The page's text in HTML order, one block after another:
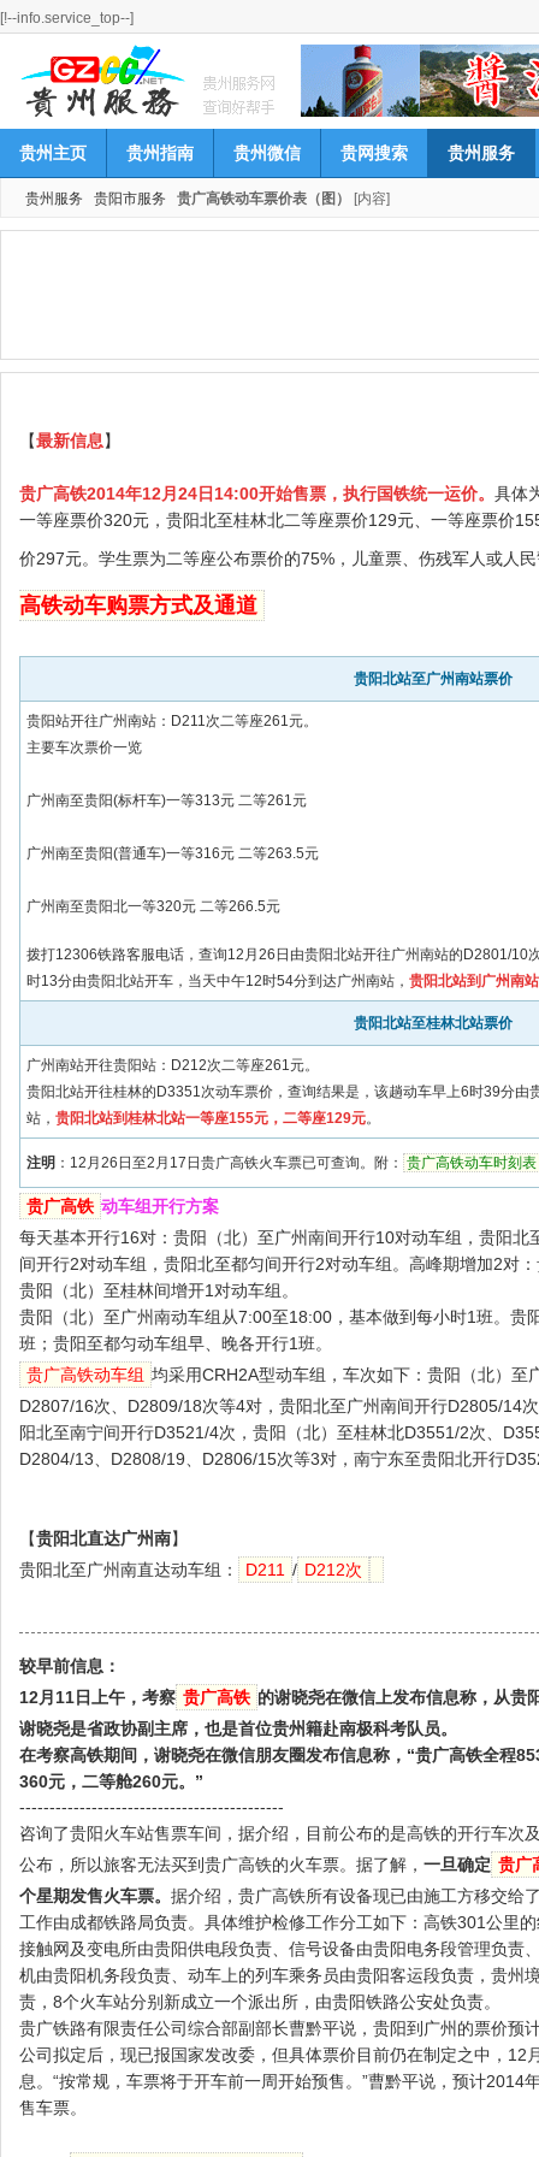
[!--info.service_top--]
贵州主页 贵州指南 贵州微信 贵网搜索 贵州服务
贵州服务 贵阳市服务 贵广高铁动车票价表（图） [内容]
【最新信息】
贵广高铁2014年12月24日14:00开始售票，执行国铁统一运价。 具体
一等座票价320元，贵阳北至桂林北二等座票价129元、一等座票价
价297元。学生票为二等座公布票价的75%，儿童票、伤残军人或人
高铁动车购票方式及通道
贵阳北站至广州南站票价
贵阳站开往广州南站： D211次二等座261元。
主要车次票价一览
广州南至贵阳(标杆车)一等313元 二等261元
广州南至贵阳(普通车)一等316元 二等263.5元
广州南至贵阳北一等320元 二等266.5元
拨打12306铁路客服电话，查询12月26日由贵阳北站开往广州南站的D2801/10
时13分由贵阳北站开车，当天中午12时54分到达广州南站， 贵阳北站到广州南
贵阳北站至桂林北站票价
广州南站开往贵阳站： D212次二等座261元。
贵阳北站开往桂林的D3351次动车票价，查询结果是，该趟动车早上6时39分由
站， 贵阳北站到桂林北站一等座155元，二等座129元。
注明 ： 12月26日至2月17日贵广高铁火车票已可查询。附： 贵广高铁动车时刻表
贵广高铁 动车组开行方案
每天基本开行16对：贵阳（北）至广州南间开行10对动车组，贵阳
间开行2对动车组，贵阳北至都匀间开行2对动车组。高峰期增加2对
贵阳（北）至桂林间增开1对动车组。
贵阳（北）至广州南动车组从7:00至18:00，基本做到每小时1班。贵
班；贵阳至都匀动车组早、晚各开行1班。
贵广高铁动车组 均采用CRH2A型动车组，车次如下：贵阳（北）
D2807/16次、D2809/18次等4对，贵阳北至广州南间开行D2805/14
阳北至南宁间开行D3521/4次，贵阳（北）至桂林北D3551/2次、
D2804/13、D2808/19、D2806/15次等3对，南宁东至贵阳北开行
【贵阳北直达广州南】
贵阳北至广州南直达动车组：
D211 / D212次
较早前信息：
12月11日上午，考察 贵广高铁 的谢晓尧在微信上发布信息称，从贵
谢晓尧是省政协副主席，也是首位贵州籍赴南极科考队员。
在考察高铁期间，谢晓尧在微信朋友圈发布信息称，“贵广高铁全程
360元，二等舱260元。”
--------------------------------------------
咨询了贵阳火车站售票车间，据介绍，目前公布的是高铁的开行车次
公布，所以旅客无法买到贵广高铁的火车票。据了解， 一旦确定 贵广
个星期发售火车票。 据介绍，贵广高铁所有设备现已由施工方移交给
工作由成都铁路局负责。具体维护检修工作分工如下：高铁301公里
接触网及变电所由贵阳供电段负责、信号设备由贵阳电务段管理负责
机由贵阳机务段负责、动车上的列车乘务员由贵阳客运段负责，贵州
责，8个火车站分别新成立一个派出所，由贵阳铁路公安处负责。
贵广铁路有限责任公司综合部副部长曹黔平说，贵阳到广州的票价预
公司拟定后，现已报国家发改委，但具体票价目前仍在制定之中，12
息。“按常规，车票将于开车前一周开始预售。”曹黔平说，预计2014
售车票。